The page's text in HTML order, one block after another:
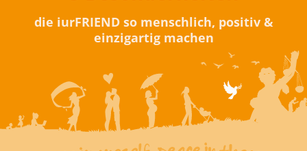
die iurFRIEND so menschlich, positiv &
einzigartig machen